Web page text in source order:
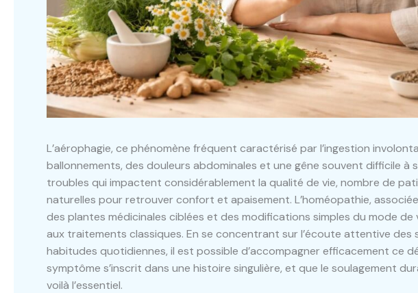
L’aérophagie, ce phénomène fréquent caractérisé par l’ingestion
ballonnements, des douleurs abdominales et une gêne souvent difficile à
troubles qui impactent considérablement la qualité de vie, nombre de
naturelles pour retrouver confort et apaisement. L’homéopathie,
des plantes médicinales ciblées et des modifications simples du mode
aux traitements classiques. En se concentrant sur l’écoute attentive
habitudes quotidiennes, il est possible d’accompagner efficacement ce
symptôme s’inscrit dans une histoire singulière, et que le soulagement
voilà l’essentiel.